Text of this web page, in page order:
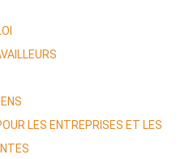
LES ENTREPRISES ET LES